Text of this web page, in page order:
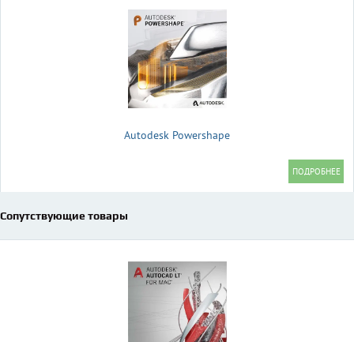
Autodesk Powershape
Сопутствующие товары